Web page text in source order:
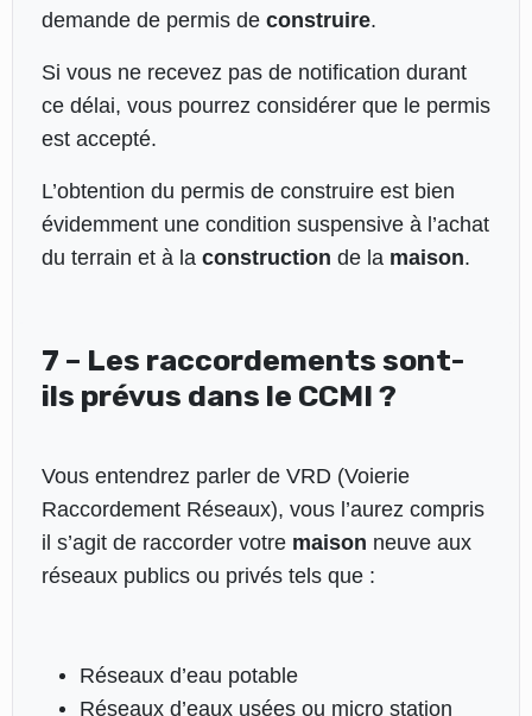
demande de permis de construire.
Si vous ne recevez pas de notification durant
ce délai, vous pourrez considérer que le permis
est accepté.
L’obtention du permis de construire est bien
évidemment une condition suspensive à l’achat
du terrain et à la construction de la maison.
7 – Les raccordements sont-
ils prévus dans le CCMI ?
Vous entendrez parler de VRD (Voierie
Raccordement Réseaux), vous l’aurez compris
il s’agit de raccorder votre maison neuve aux
réseaux publics ou privés tels que :
Réseaux d’eau potable
Réseaux d’eaux usées ou micro station